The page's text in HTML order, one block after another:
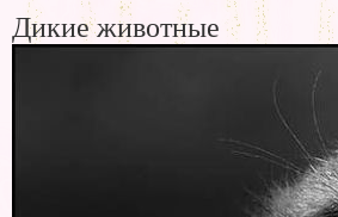
Дикие животные